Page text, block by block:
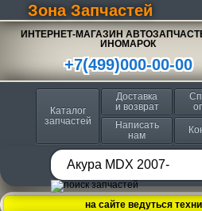
Зона Запчастей
ИНТЕРНЕТ-МАГАЗИН
ИНОМАРОК
+7(499)000-00-00
Каталог
запчастей
Доставка
и возврат
Написать
нам
на сайте ведуться